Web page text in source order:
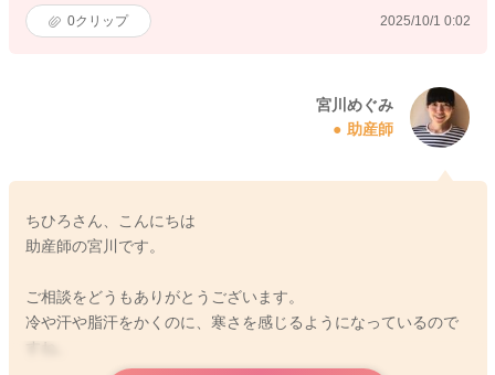
0クリップ 2025/10/1 0:02
宮川めぐみ
助産師
ちひろさん、こんにちは
助産師の宮川です。
ご相談をどうもありがとうございます。
冷や汗や脂汗をかくのに、寒さを感じるようになっているので